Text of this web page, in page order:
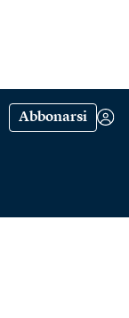
Abbonarsi